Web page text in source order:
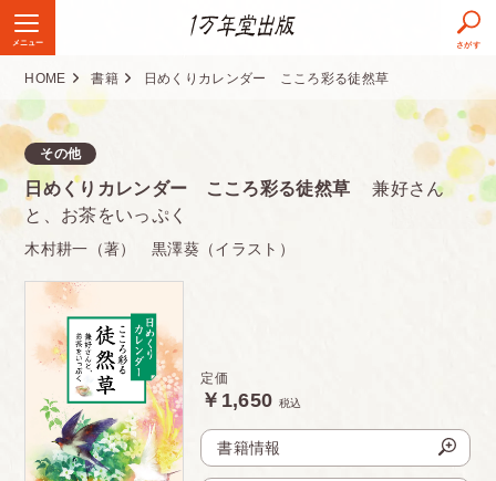
メニュー さがす
HOME 書籍 日めくりカレンダー こころ彩る徒然草
その他
日めくりカレンダー こころ彩る徒然草
兼好さん
と、お茶をいっぷく
木村耕一（著） 黒澤葵（イラスト）
定価
￥1,650 税込
書籍情報
定価
判型
頁数 33ページ
ISBN 978-4-86626-036-5
発売日 2018.10.10